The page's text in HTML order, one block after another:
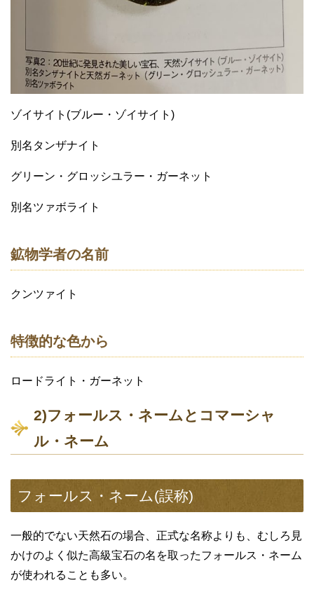
ゾイサイト(ブルー・ゾイサイト)
別名タンザナイト
グリーン・グロッシユラー・ガーネット
別名ツァボライト
鉱物学者の名前
クンツァイト
特徴的な色から
ロードライト・ガーネット
2)フォールス・ネームとコマーシャ
ル・ネーム
フォールス・ネーム(誤称)
一般的でない天然石の場合、正式な名称よりも、むしろ見
かけのよく似た高級宝石の名を取ったフォールス・ネーム
が使われることも多い。